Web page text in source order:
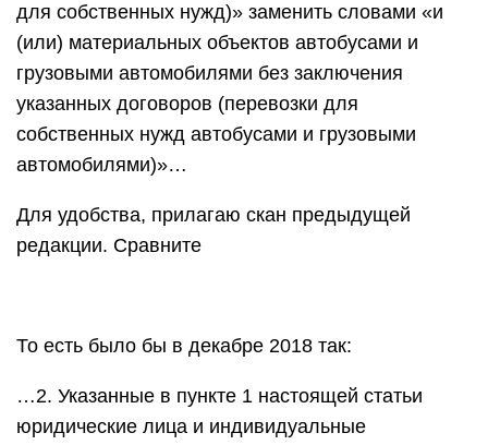
для собственных нужд)» заменить словами «и
(или) материальных объектов автобусами и
грузовыми автомобилями без заключения
указанных договоров (перевозки для
собственных нужд автобусами и грузовыми
автомобилями)»…
Для удобства, прилагаю скан предыдущей
редакции. Сравните
То есть было бы в декабре 2018 так:
…2. Указанные в пункте 1 настоящей статьи
юридические лица и индивидуальные